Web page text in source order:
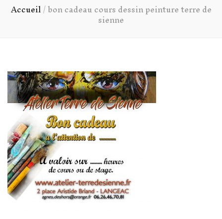
Accueil/bon cadeau cours dessin peinture terre de
sienne